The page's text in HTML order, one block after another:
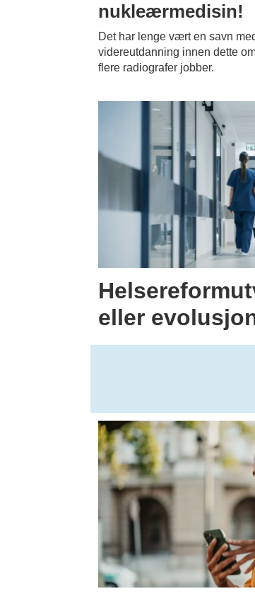
nukleærmedisin!
Det har lenge vært en savn
videreutdanning innen dette
flere radiografer jobber.
eller